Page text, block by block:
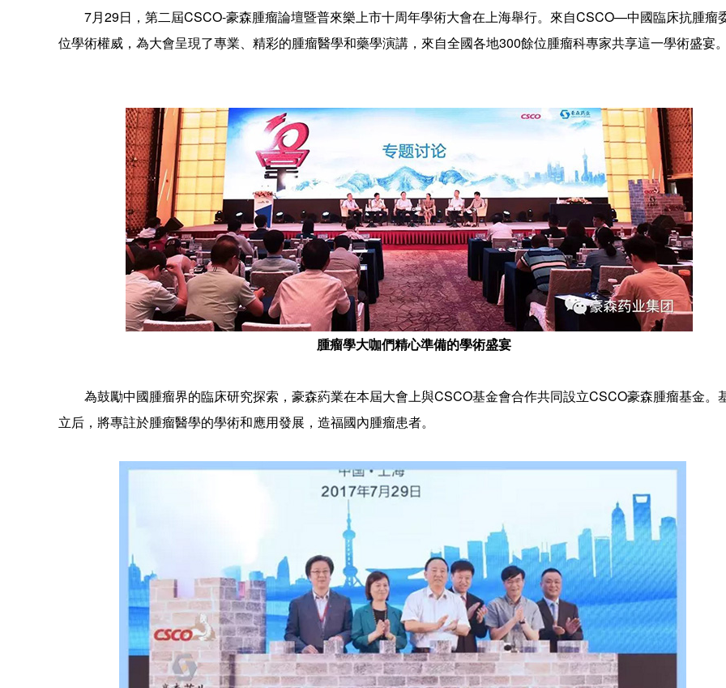
7月29日，第二屆CSCO-豪森腫瘤論壇暨普來樂上市十周年學術大會在上海舉行。來自CSCO—中國臨床抗腫瘤
位學術權威，為大會呈現了專業、精彩的腫瘤醫學和藥學演講，來自全國各地300餘位腫瘤科專家共享這一學術盛宴
腫瘤學大咖們精心準備的學術盛宴
為鼓勵中國腫瘤界的臨床研究探索，豪森葯業在本屆大會上與CSCO基金會合作共同設立CSCO豪森腫瘤基金。
立后，將專註於腫瘤醫學的學術和應用發展，造福國內腫瘤患者。